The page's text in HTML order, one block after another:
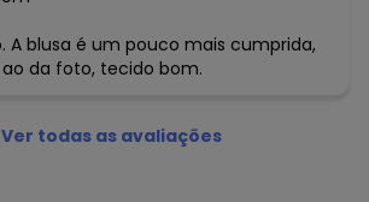
A blusa é um pouco mais cumprida,
da foto, tecido bom.
Ver todas as avaliações